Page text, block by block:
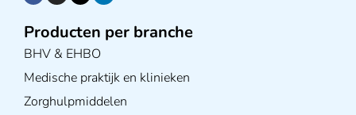
Producten per branche
BHV & EHBO
Medische praktijk en klinieken
Zorghulpmiddelen